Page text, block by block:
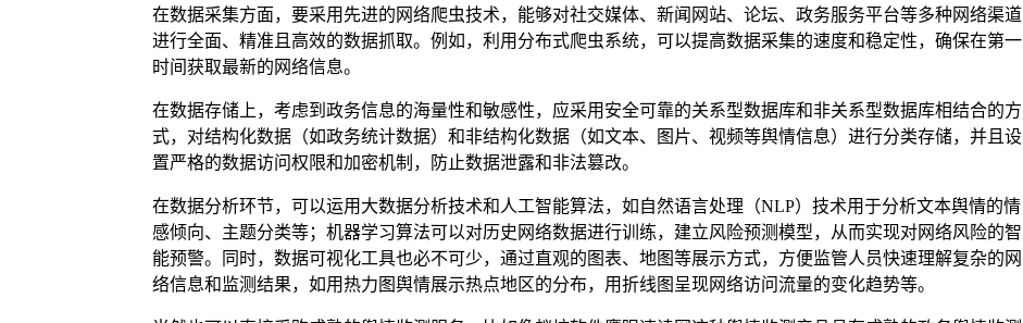
在数据采集方面，要采用先进的网络爬虫技术，能够对社交媒体、新闻网站、论坛、政务服务平台等多种网络渠道
进行全面、精准且高效的数据抓取。例如，利用分布式爬虫系统，可以提高数据采集的速度和稳定性，确保在第一
时间获取最新的网络信息。
在数据存储上，考虑到政务信息的海量性和敏感性，应采用安全可靠的关系型数据库和非关系型数据库相结合的方
式，对结构化数据（如政务统计数据）和非结构化数据（如文本、图片、视频等舆情信息）进行分类存储，并且设
置严格的数据访问权限和加密机制，防止数据泄露和非法篡改。
在数据分析环节，可以运用大数据分析技术和人工智能算法，如自然语言处理（NLP）技术用于分析文本舆情的情
感倾向、主题分类等；机器学习算法可以对历史网络数据进行训练，建立风险预测模型，从而实现对网络风险的智
能预警。同时，数据可视化工具也必不可少，通过直观的图表、地图等展示方式，方便监管人员快速理解复杂的网
络信息和监测结果，如用热力图舆情展示热点地区的分布，用折线图呈现网络访问流量的变化趋势等。